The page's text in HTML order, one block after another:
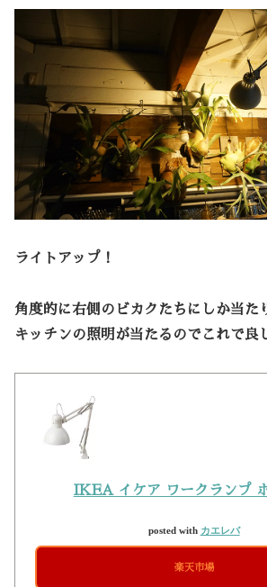
ライトアップ！
角度的に右側のビカクたちにしか当た
キッチンの照明が当たるのでこれで良
IKEA イケア ワークランプ
posted with カエレバ
楽天市場